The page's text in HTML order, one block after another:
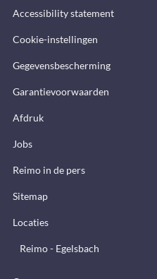
Accessibility statement
Cookie-instellingen
Gegevensbescherming
Garantievoorwaarden
Afdruk
Jobs
Reimo in de pers
Sitemap
Locaties
Reimo - Egelsbach